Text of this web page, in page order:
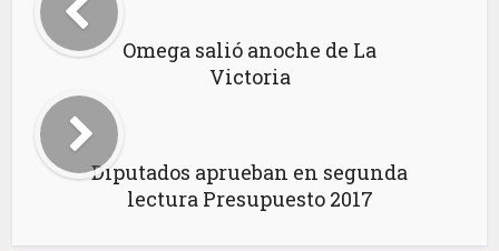
Omega salió anoche de La
Victoria
Diputados aprueban en segunda
lectura Presupuesto 2017